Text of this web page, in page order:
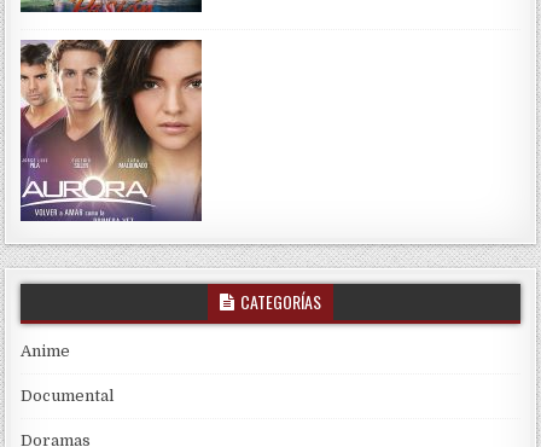
CATEGORÍAS
Anime
Documental
Doramas